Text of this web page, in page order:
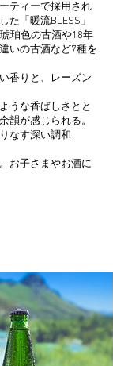
ティーで採用され
た「暖流BLESS」
珀色の古酒や18年
いの古酒など7種を
香りと、レーズン
うな香ばしさとと
韻が感じられる。
なす深い調和
お子さまやお酒に